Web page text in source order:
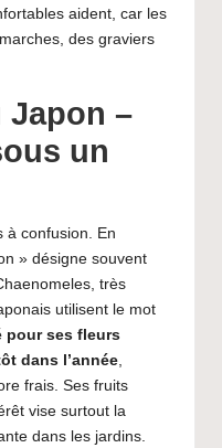
aident, car les
des graviers
Japon –
un
à confusion. En
» désigne souvent
très
utilisent le mot
pour ses fleurs
dans l’année
frais. Ses fruits
vise surtout la
dans les jardins.